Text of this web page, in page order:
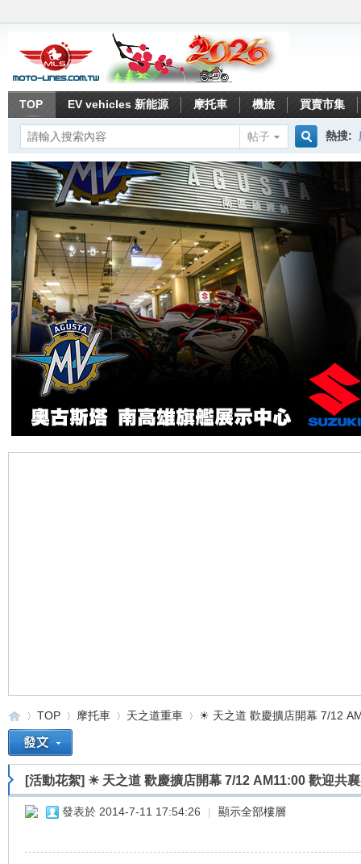
TOP EV vehicles 新能源 摩托車 機旅 買賣市集
帖子
搜
熱搜:
重 »
TOP
›
摩托車
›
天之道重車
›
☀ 天之道 歡慶擴店開幕 7/12
[活動花絮] ☀ 天之道 歡慶擴店開幕 7/12 AM11:00 歡迎共
發表於 2014-7-11 17:54:26 | 顯示全部樓層